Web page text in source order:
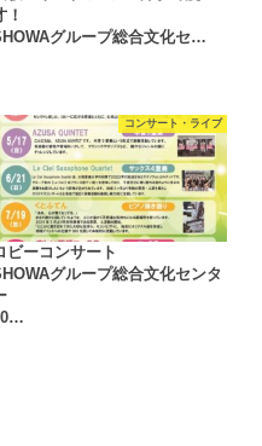
！
グループ総合文化セ…
コンサート・ライブ
ビーコンサート
グループ総合文化センタ